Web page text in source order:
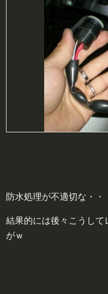
防水処理が不適切な・・
結果的には後々こうし
がｗ